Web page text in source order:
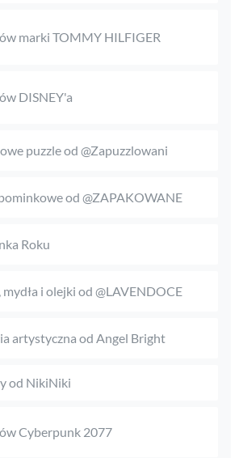
marki TOMMY HILFIGER
DISNEY'a
puzzle od @Zapuzzlowani
od @ZAPAKOWANE
Roku
mydła i olejki od @LAVENDOCE
artystyczna od Angel Bright
od NikiNiki
Cyberpunk 2077